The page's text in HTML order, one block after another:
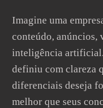
Imagine uma
conteúdo, anúncios,
inteligência
definiu com clareza
diferenciais deseja
melhor que seus